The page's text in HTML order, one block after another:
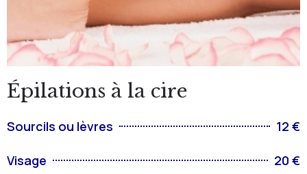
Épilations à la cire
Sourcils ou lèvres 12 €
Visage 20 €